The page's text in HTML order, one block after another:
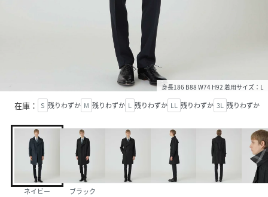
身長186 B88 W74 H92 着用サイズ：L
在庫： S 残りわずか M 残りわずか L 残りわずか LL 残りわずか 3L 残りわずか
ネイビー ブラック